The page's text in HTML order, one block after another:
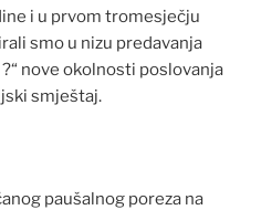
i u prvom tromesječju
smo u nizu predavanja
nove okolnosti poslovanja
smještaj.
paušalnog poreza na